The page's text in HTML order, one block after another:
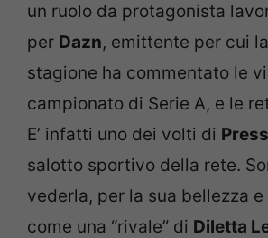
un ruolo da protagonista
per Dazn, emittente per cui
stagione ha commentato le
campionato di Serie A, e le
E’ infatti uno dei volti di
salotto sportivo della rete.
vederla, per la sua bellezza
come una “rivale” di Diletta